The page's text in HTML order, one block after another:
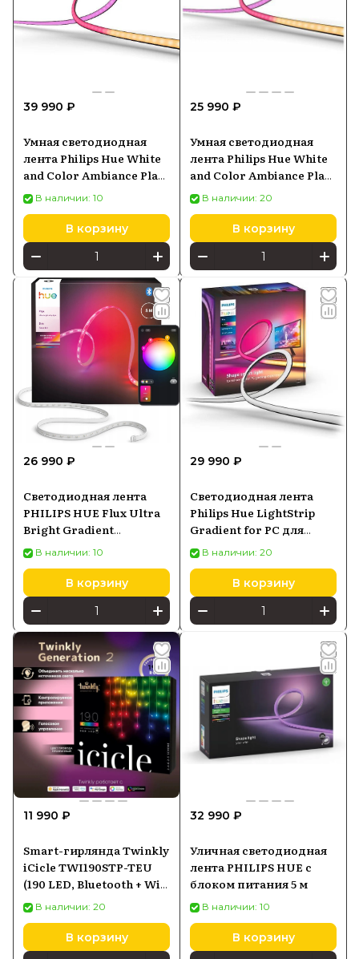
39 990 ₽
Умная светодиодная
лента Philips Hue White
and Color Ambiance Play
Gradient lightstrip для
ТВ от 75 (929002422901)
В наличии: 10
В корзину
25 990 ₽
Умная светодиодная
лента Philips Hue White
and Color Ambiance Play
Gradient lightstrip для
ТВ 55- 60 (929002422701)
В наличии: 20
В корзину
26 990 ₽
Светодиодная лента
PHILIPS HUE Flux Ultra
Bright Gradient
Lightstrip 5м
929004276702
В наличии: 10
В корзину
29 990 ₽
Светодиодная лента
Philips Hue LightStrip
Gradient for PC для
мониторов 32-34
(929003498601)
В наличии: 20
В корзину
11 990 ₽
Smart-гирлянда Twinkly
iCicle TWI190STP-TEU
(190 LED, Bluetooth + Wi-
Fi)В наличии: 20
В корзину
32 990 ₽
Уличная светодиодная
лента PHILIPS HUE с
блоком питания 5 м
В наличии: 10
В корзину